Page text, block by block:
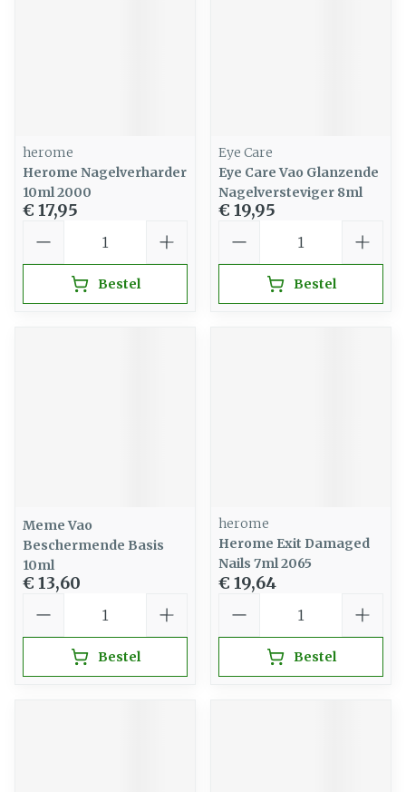
herome
Herome Nagelverharder
10ml 2000
€ 17,95
Bestel
Eye Care
Eye Care Vao Glanzende
Nagelversteviger 8ml
€ 19,95
Bestel
Meme Vao
Beschermende Basis
10ml
€ 13,60
Bestel
herome
Herome Exit Damaged
Nails 7ml 2065
€ 19,64
Bestel